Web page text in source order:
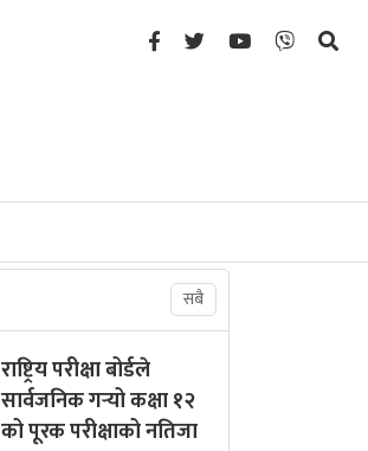
सबै
राष्ट्रिय परीक्षा बोर्डले
सार्वजनिक गर्‍यो कक्षा १२
को पूरक परीक्षाको नतिजा